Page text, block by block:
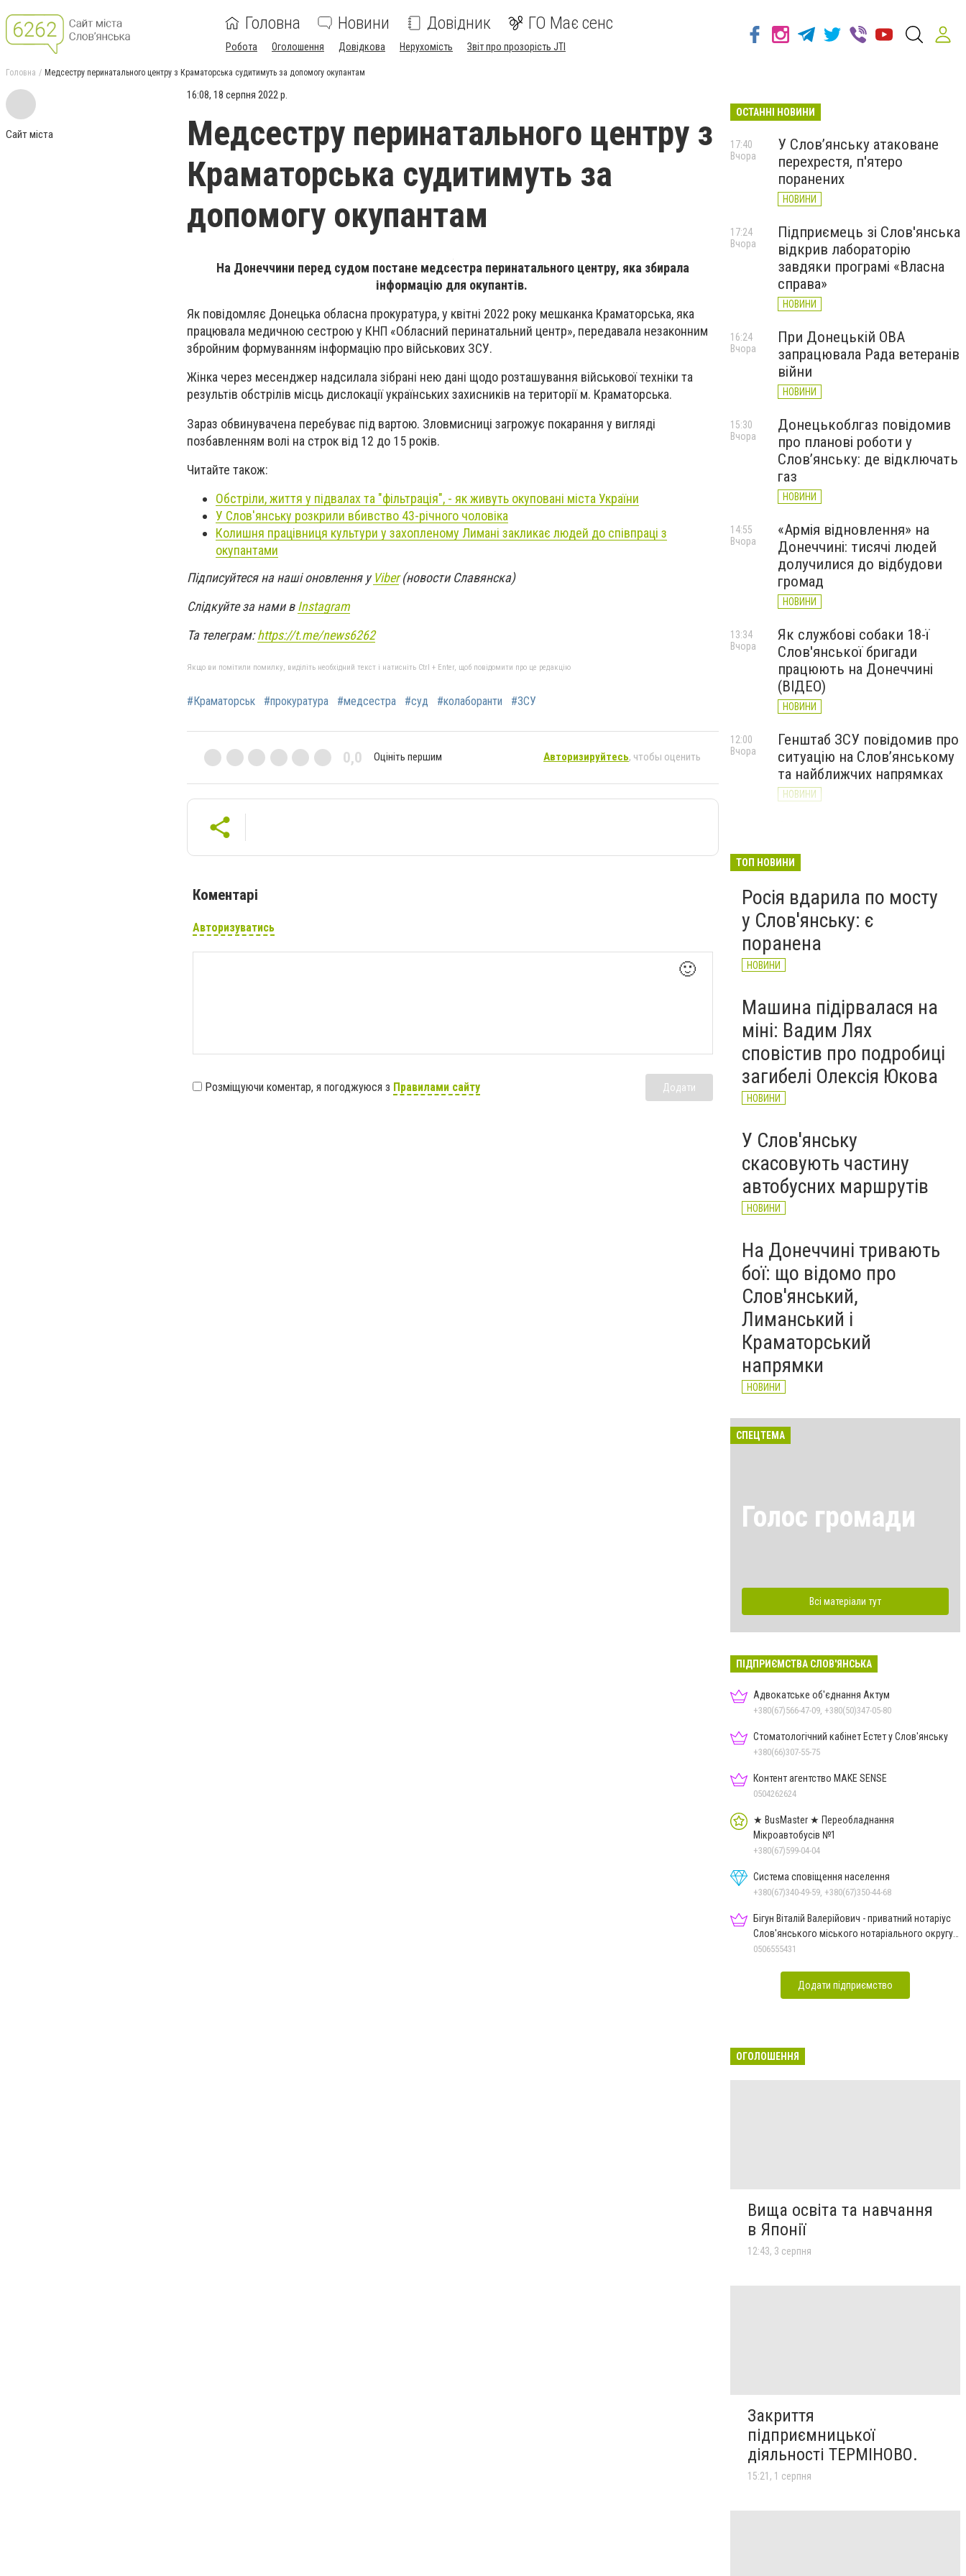
Головна Новини Довідник ГО Має сенс
Робота Оголошення Довідкова Нерухомість Звіт про прозорість JTI
Головна Медсестру перинатального центру з Краматорська судитимуть за допомогу окупантам
Сайт міста
16:08, 18 серпня 2022 р.
Медсестру перинатального центру з
Краматорська судитимуть за
допомогу окупантам
На Донеччини перед судом постане медсестра перинатального центру, яка збирала
інформацію для окупантів.
Як повідомляє Донецька обласна прокуратура, у квітні 2022 року мешканка Краматорська, яка
працювала медичною сестрою у КНП «Обласний перинатальний центр», передавала незаконним
збройним формуванням інформацію про військових ЗСУ.
Жінка через месенджер надсилала зібрані нею дані щодо розташування військової техніки та
результів обстрілів місць дислокації українських захисників на території м. Краматорська.
Зараз обвинувачена перебуває під вартою. Зловмисниці загрожує покарання у вигляді
позбавленням волі на строк від 12 до 15 років.
Читайте також:
Обстріли, життя у підвалах та "фільтрація", - як живуть окуповані міста України
У Слов'янську розкрили вбивство 43-річного чоловіка
Колишня працівниця культури у захопленому Лимані закликає людей до співпраці з
окупантами
Підписуйтеся на наші оновлення уViber(новости Славянска)
Слідкуйте за нами вInstagram
Та телеграм:https://t.me/news6262
Якщо ви помітили помилку, виділіть необхідний текст і натисніть Ctrl + Enter, щоб повідомити про це редакцію
#Краматорськ #прокуратура #медсестра #суд #колаборанти #ЗСУ
0,0 Оцініть першим Авторизируйтесь, чтобы оценить
Коментарі
Авторизуватись
🙂
Розміщуючи коментар, я погоджуюся з Правилами сайту Додати
ОСТАННІ НОВИНИ
У Слов’янську атаковане
перехрестя, п'ятеро
поранених
НОВИНИ
17:40
Вчора
Підприємець зі Слов'янська
відкрив лабораторію
завдяки програмі «Власна
справа»
НОВИНИ
17:24
Вчора
При Донецькій ОВА
запрацювала Рада ветеранів
війни
НОВИНИ
16:24
Вчора
Донецькоблгаз повідомив
про планові роботи у
Слов’янську: де відключать
газ
НОВИНИ
15:30
Вчора
«Армія відновлення» на
Донеччині: тисячі людей
долучилися до відбудови
громад
НОВИНИ
14:55
Вчора
Як службові собаки 18-ї
Слов'янської бригади
працюють на Донеччині
(ВІДЕО)
НОВИНИ
13:34
Вчора
Генштаб ЗСУ повідомив про
ситуацію на Слов’янському
та найближчих напрямках
НОВИНИ
12:00
Вчора
великої війни: 7 серпня
ТОП НОВИНИ
Росія вдарила по мосту
у Слов'янську: є
поранена
НОВИНИ
Машина підірвалася на
міні: Вадим Лях
сповістив про подробиці
загибелі Олексія Юкова
НОВИНИ
У Слов'янську
скасовують частину
автобусних маршрутів
НОВИНИ
На Донеччині тривають
бої: що відомо про
Слов'янський,
Лиманський і
Краматорський
напрямки
НОВИНИ
СПЕЦТЕМА
Голос громади
Всі матеріали тут
ПІДПРИЄМСТВА СЛОВ'ЯНСЬКА
Адвокатське об'єднання Актум
+380(67)566-47-09, +380(50)347-05-80
Стоматологічний кабінет Естет у Слов'янську
+380(66)307-55-75
Контент агентство MAKE SENSE
0504262624
★ BusMaster ★ Переобладнання
Мікроавтобусів №1
+380(67)599-04-04
Система сповіщення населення
+380(67)340-49-59, +380(67)350-44-68
Бігун Віталій Валерійович - приватний нотаріус
Слов'янського міського нотаріального округу
Дон.обл.
0506555431
Додати підприємство
ОГОЛОШЕННЯ
Вища освіта та навчання
в Японії
12:43, 3 серпня
Закриття
підприємницької
діяльності ТЕРМІНОВО.
15:21, 1 серпня